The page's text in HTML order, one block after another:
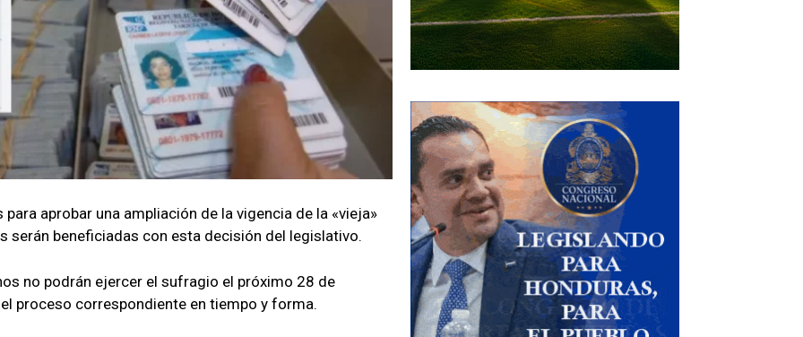
aprobar una ampliación de la vigencia de la «vieja»
serán beneficiadas con esta decisión del legislativo.
no podrán ejercer el sufragio el próximo 28 de
proceso correspondiente en tiempo y forma.